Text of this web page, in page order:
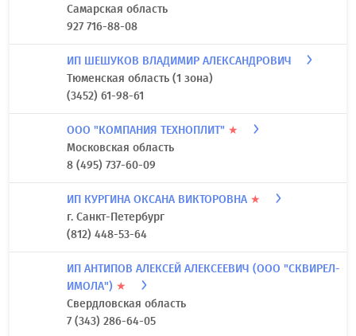
Самарская область
927 716-88-08
ИП ШЕШУКОВ ВЛАДИМИР АЛЕКСАНДРОВИЧ
Тюменская область (1 зона)
(3452) 61-98-61
ООО "КОМПАНИЯ ТЕХНОПЛИТ" ★
Московская область
8 (495) 737-60-09
ИП КУРГИНА ОКСАНА ВИКТОРОВНА ★
г. Санкт-Петербург
(812) 448-53-64
ИП АНТИПОВ АЛЕКСЕЙ АЛЕКСЕЕВИЧ (ООО "СКВИРЕЛ-
ИМОЛА") ★
Свердловская область
7 (343) 286-64-05